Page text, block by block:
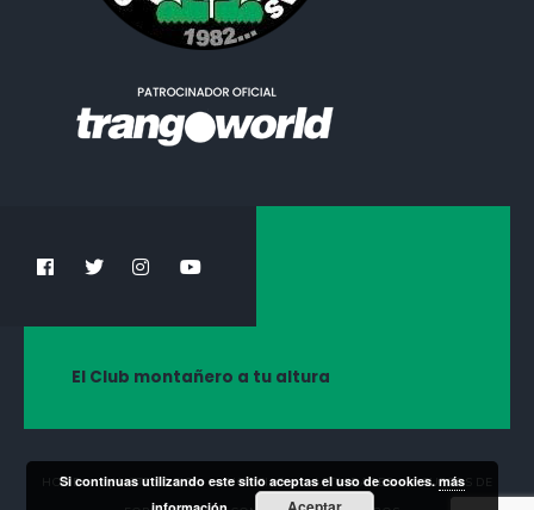
El Club montañero a tu altura
HOME ¡HAZTE SOCIO! NOTICIAS ACTIVIDADES
CURSOS DE
Si continuas utilizando este sitio aceptas el uso de cookies.más